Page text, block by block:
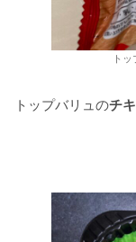
ト
トップバリュのチ